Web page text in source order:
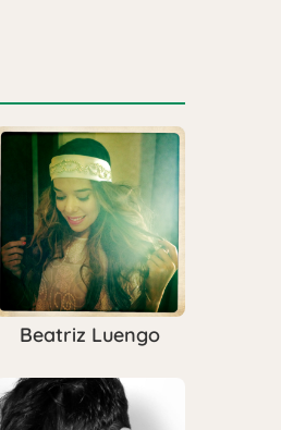
Beatriz Luengo